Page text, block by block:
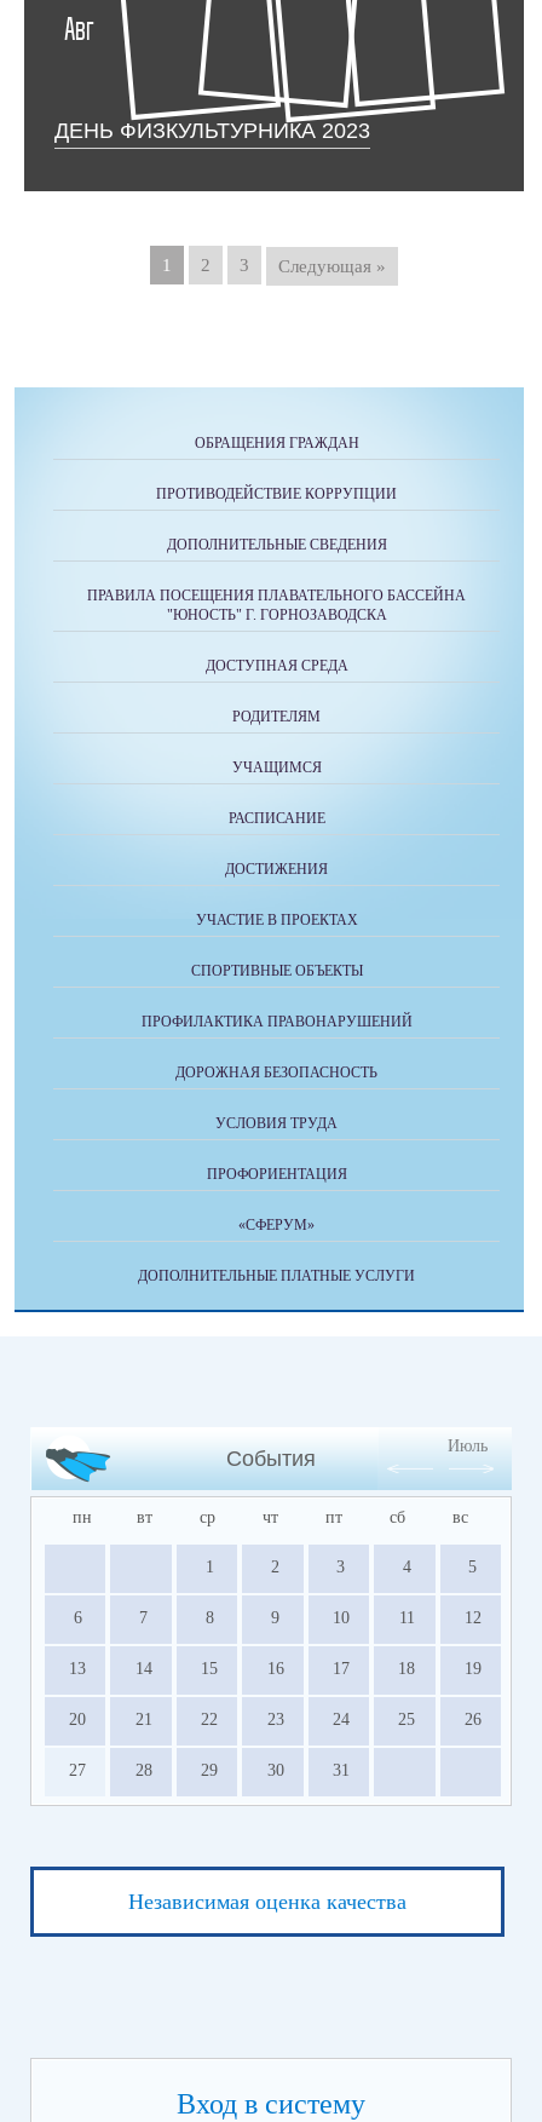
Авг
ДЕНЬ ФИЗКУЛЬТУРНИКА 2023
1 2 3 Следующая »
ОБРАЩЕНИЯ ГРАЖДАН
ПРОТИВОДЕЙСТВИЕ КОРРУПЦИИ
ДОПОЛНИТЕЛЬНЫЕ СВЕДЕНИЯ
ПРАВИЛА ПОСЕЩЕНИЯ ПЛАВАТЕЛЬНОГО БАССЕЙНА
"ЮНОСТЬ" Г. ГОРНОЗАВОДСКА
ДОСТУПНАЯ СРЕДА
РОДИТЕЛЯМ
УЧАЩИМСЯ
РАСПИСАНИЕ
ДОСТИЖЕНИЯ
УЧАСТИЕ В ПРОЕКТАХ
СПОРТИВНЫЕ ОБЪЕКТЫ
ПРОФИЛАКТИКА ПРАВОНАРУШЕНИЙ
ДОРОЖНАЯ БЕЗОПАСНОСТЬ
УСЛОВИЯ ТРУДА
ПРОФОРИЕНТАЦИЯ
«СФЕРУМ»
ДОПОЛНИТЕЛЬНЫЕ ПЛАТНЫЕ УСЛУГИ
События
Июль
пн вт ср чт пт сб вс
1 2 3 4 5
6 7 8 9 10 11 12
13 14 15 16 17 18 19
20 21 22 23 24 25 26
27 28 29 30 31
Независимая оценка качества
Вход в систему